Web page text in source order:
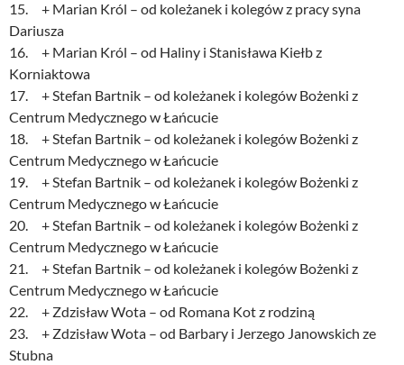
15. + Marian Król – od koleżanek i kolegów z pracy syna
Dariusza
16. + Marian Król – od Haliny i Stanisława Kiełb z
Korniaktowa
17. + Stefan Bartnik – od koleżanek i kolegów Bożenki z
Centrum Medycznego w Łańcucie
18. + Stefan Bartnik – od koleżanek i kolegów Bożenki z
Centrum Medycznego w Łańcucie
19. + Stefan Bartnik – od koleżanek i kolegów Bożenki z
Centrum Medycznego w Łańcucie
20. + Stefan Bartnik – od koleżanek i kolegów Bożenki z
Centrum Medycznego w Łańcucie
21. + Stefan Bartnik – od koleżanek i kolegów Bożenki z
Centrum Medycznego w Łańcucie
22. + Zdzisław Wota – od Romana Kot z rodziną
23. + Zdzisław Wota – od Barbary i Jerzego Janowskich ze
Stubna